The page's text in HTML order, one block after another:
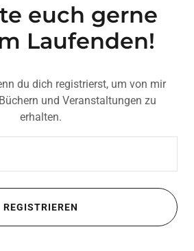
euch gerne
Laufenden!
du dich registrierst, um von mir
und Veranstaltungen zu
erhalten.
REGISTRIEREN